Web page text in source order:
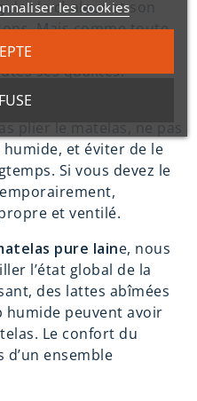
la chaleur et son
Mais comme toute
un minimum
ses qualités.
éviter les contraintes
plier le matelas, ne pas
et éviter de le
Si vous devez le
et ventilé.
pure laine, nous
l’état global de la
des lattes abîmées
peuvent avoir
Le confort du
ensemble
les cookies